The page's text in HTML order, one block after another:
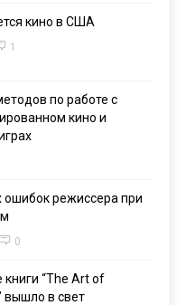
кино в США
1
по работе с
кино и
ошибок режиссера при
0
книги “The Art of
вышло в свет